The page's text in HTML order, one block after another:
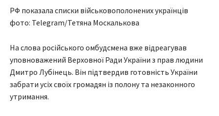
РФ показала списки військовополонених українців
фото: Telegram/Тетяна Москалькова
На слова російського омбудсмена вже відреагував
уповноважений Верховної Ради України з прав людини
Дмитро Лубінець. Він підтвердив готовність України
забрати усіх своїх громадян із полону та незаконного
утримання.